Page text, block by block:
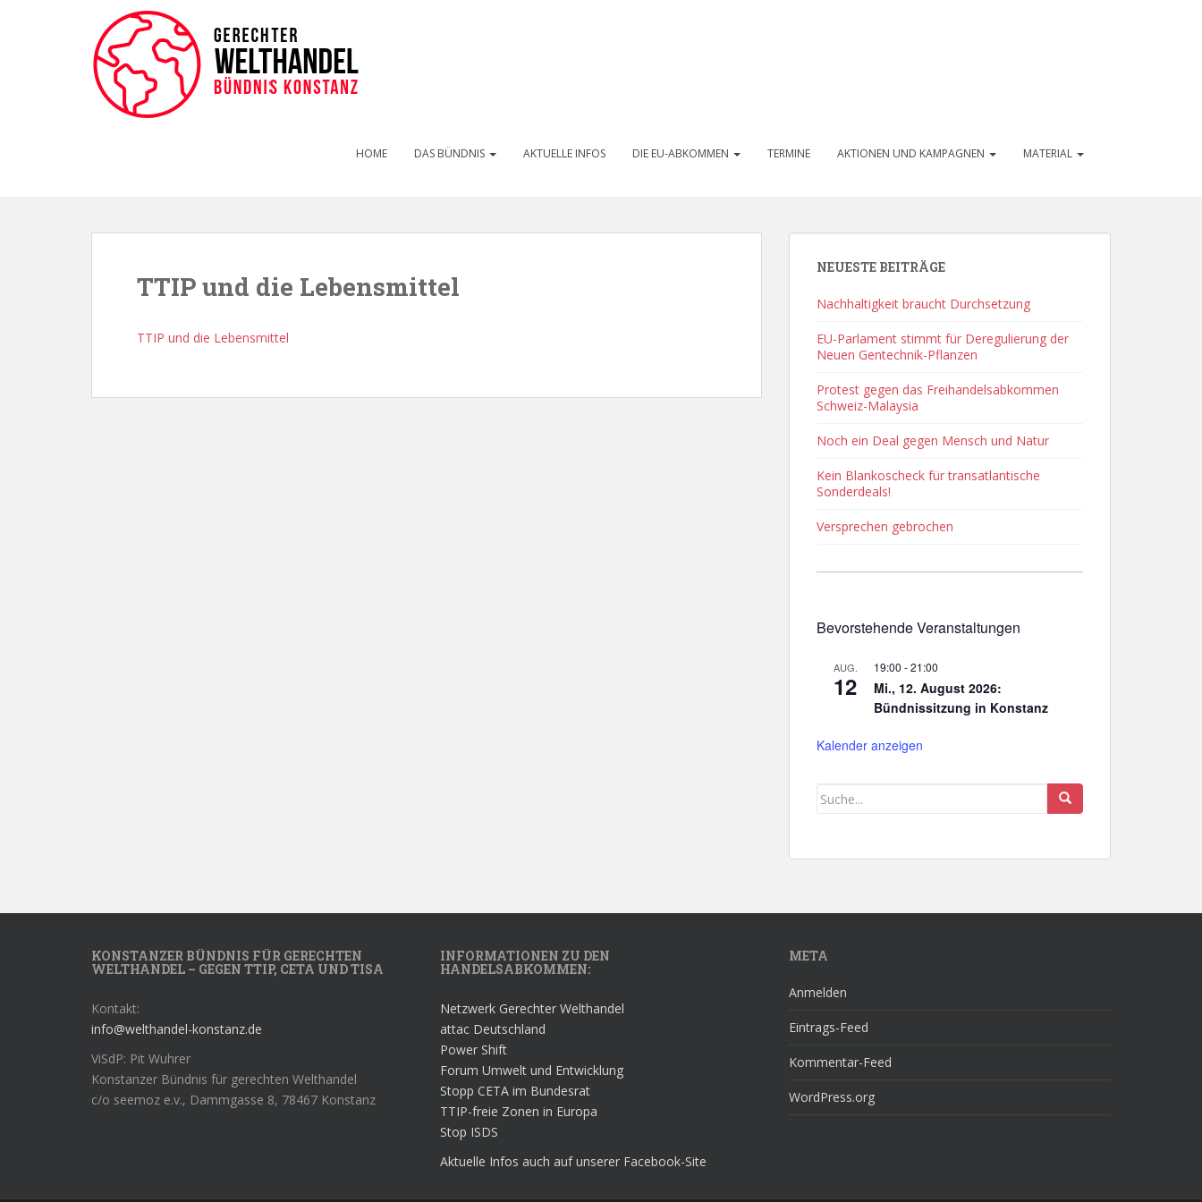
HOME DAS BÜNDNIS AKTUELLE INFOS DIE EU-ABKOMMEN TERMINE AKTIONEN UND KAMPAGNEN MATERIAL
TTIP und die Lebensmittel
TTIP und die Lebensmittel
NEUESTE BEITRÄGE
Nachhaltigkeit braucht Durchsetzung
EU-Parlament stimmt für Deregulierung der
Neuen Gentechnik-Pflanzen
Protest gegen das Freihandelsabkommen
Schweiz-Malaysia
Noch ein Deal gegen Mensch und Natur
Kein Blankoscheck für transatlantische
Sonderdeals!
Versprechen gebrochen
Bevorstehende Veranstaltungen
AUG.
12
19:00 -21:00
Mi., 12. August 2026:
Bündnissitzung in Konstanz
Kalender anzeigen
KONSTANZER BÜNDNIS FÜR GERECHTEN
WELTHANDEL – GEGEN TTIP, CETA UND TISA
Kontakt:
info@welthandel-konstanz.de
ViSdP: Pit Wuhrer
Konstanzer Bündnis für gerechten Welthandel
c/o seemoz e.v., Dammgasse 8, 78467 Konstanz
INFORMATIONEN ZU DEN
HANDELSABKOMMEN:
Netzwerk Gerechter Welthandel
attac Deutschland
Power Shift
Forum Umwelt und Entwicklung
Stopp CETA im Bundesrat
TTIP-freie Zonen in Europa
Stop ISDS
Aktuelle Infos auch auf unserer Facebook-Site
META
Anmelden
Eintrags-Feed
Kommentar-Feed
WordPress.org